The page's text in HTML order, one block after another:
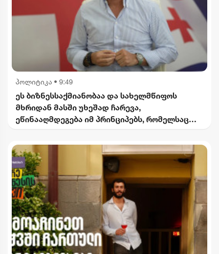
პოლიტიკა • 9:49
ეს ბიზნესსაქმიანობაა და სახელმწიფოს
მხრიდან მასში უხეშად ჩარევა,
ეწინააღმდეგება იმ პრინციპებს, რომელსაც
"ინტერრაოს" დასანქცირებაზე